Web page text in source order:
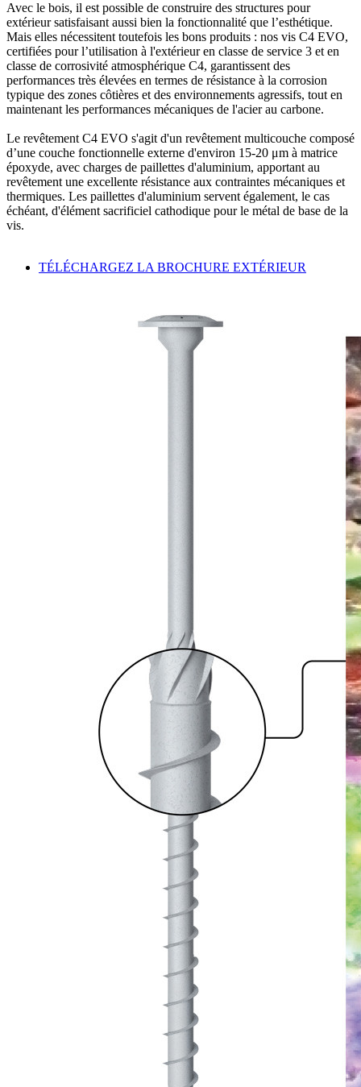
Avec le bois, il est possible de construire des structures pour
extérieursatisfaisant aussi bien la fonctionnalité que l’esthétique.
Mais elles nécessitent toutefois les bons produits : nos vis C4 EVO,
certifiées pour l’utilisation à l'extérieur en classe de service 3 et en
classe de corrosivité atmosphérique C4, garantissent des
performances très élevées en termes de résistance à la corrosion
typique des zones côtières et des environnements agressifs, tout en
maintenant les performances mécaniques de l'acier au carbone.
Le revêtement C4 EVO s'agit d'un revêtement multicouche composé
d’une couche fonctionnelle externe d'environ 15-20 μm à matrice
époxyde, avec charges de paillettes d'aluminium, apportant au
revêtement une excellente résistance aux contraintes mécaniques et
thermiques. Les paillettes d'aluminium servent également, le cas
échéant, d'élément sacrificiel cathodique pour le métal de base de la
vis.
TÉLÉCHARGEZ LA BROCHURE EXTÉRIEUR